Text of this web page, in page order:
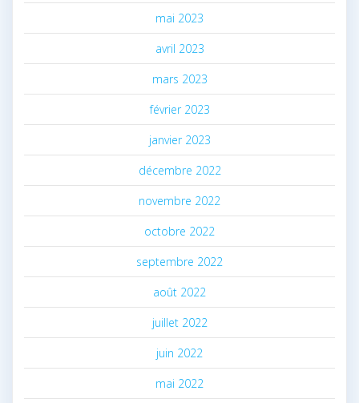
mai 2023
avril 2023
mars 2023
février 2023
janvier 2023
décembre 2022
novembre 2022
octobre 2022
septembre 2022
août 2022
juillet 2022
juin 2022
mai 2022